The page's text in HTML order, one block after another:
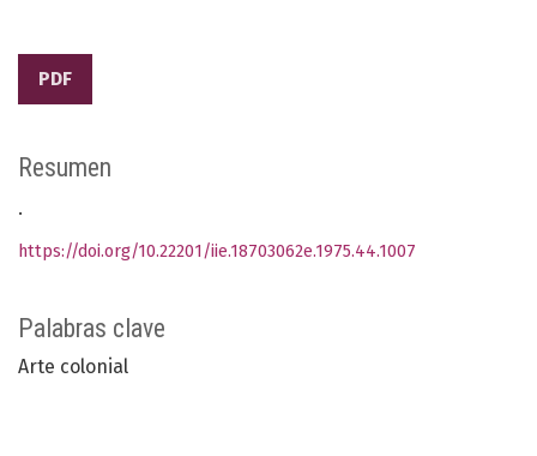
PDF
Palabras clave
Arte colonial
Resumen
.
https://doi.org/10.22201/iie.18703062e.1975.44.1007